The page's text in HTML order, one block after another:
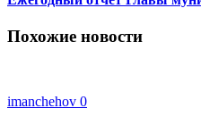
Похожие новости
imanchehov 0